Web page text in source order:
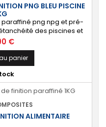
PNG BLEU PISCINE
png npg et pré-
des piscines et
couche extérieure lisse
: Étanchéifie votre
verre. Livré avec son
50 cl
€
panier
ALIMENTAIRE